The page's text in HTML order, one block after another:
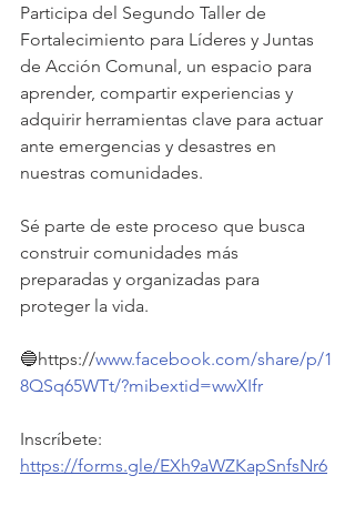
Participa del Segundo Taller de
Fortalecimiento para Líderes y Juntas
de Acción Comunal, un espacio para
aprender, compartir experiencias y
adquirir herramientas clave para actuar
ante emergencias y desastres en
nuestras comunidades.
Sé parte de este proceso que busca
construir comunidades más
preparadas y organizadas para
proteger la vida.
🔵https://www.facebook.com/share/p/1
8QSq65WTt/?mibextid=wwXIfr
Inscríbete:
https://forms.gle/EXh9aWZKapSnfsNr6